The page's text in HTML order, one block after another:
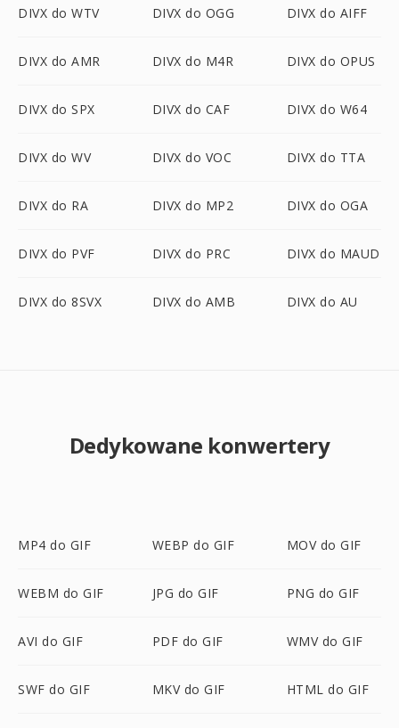
DIVX do WTV DIVX do OGG DIVX do AIFF
DIVX do AMR DIVX do M4R DIVX do OPUS
DIVX do SPX DIVX do CAF DIVX do W64
DIVX do WV DIVX do VOC DIVX do TTA
DIVX do RA DIVX do MP2 DIVX do OGA
DIVX do PVF DIVX do PRC DIVX do MAUD
DIVX do 8SVX DIVX do AMB DIVX do AU
Dedykowane konwertery
MP4 do GIF WEBP do GIF MOV do GIF
WEBM do GIF JPG do GIF PNG do GIF
AVI do GIF PDF do GIF WMV do GIF
SWF do GIF MKV do GIF HTML do GIF